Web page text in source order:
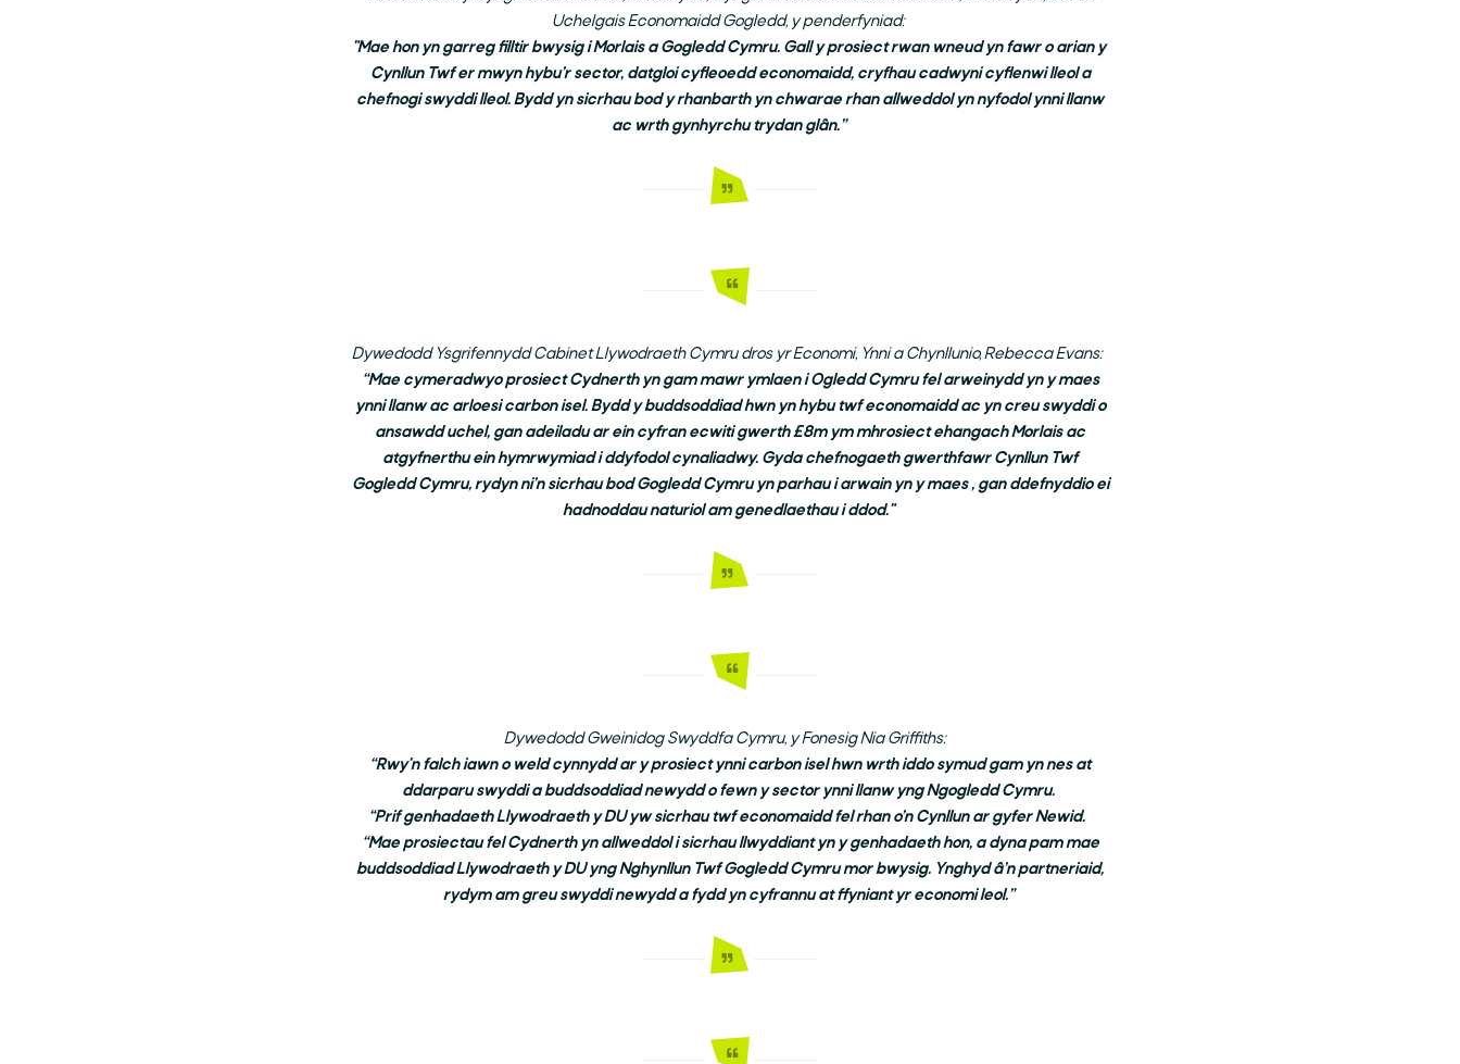
Chwilio
Uchelgais Economaidd Gogledd, y penderfyniad:
"Mae hon yn garreg filltir bwysig i Morlais a Gogledd Cymru. Gall y prosiect rwan wneud yn fawr o arian y
Cynllun Twf er mwyn hybu’r sector, datgloi cyfleoedd economaidd, cryfhau cadwyni cyflenwi lleol a
chefnogi swyddi lleol. Bydd yn sicrhau bod y rhanbarth yn chwarae rhan allweddol yn nyfodol ynni llanw
ac wrth gynhyrchu trydan glân.”
Dywedodd Ysgrifennydd Cabinet Llywodraeth Cymru dros yr Economi, Ynni a Chynllunio, Rebecca Evans:
“Mae cymeradwyo prosiect Cydnerth yn gam mawr ymlaen i Ogledd Cymru fel arweinydd yn y maes
ynni llanw ac arloesi carbon isel. Bydd y buddsoddiad hwn yn hybu twf economaidd ac yn creu swyddi o
ansawdd uchel, gan adeiladu ar ein cyfran ecwiti gwerth £8m ym mhrosiect ehangach Morlais ac
atgyfnerthu ein hymrwymiad i ddyfodol cynaliadwy. Gyda chefnogaeth gwerthfawr Cynllun Twf
Gogledd Cymru, rydyn ni’n sicrhau bod Gogledd Cymru yn parhau i arwain yn y maes , gan ddefnyddio ei
hadnoddau naturiol am genedlaethau i ddod."
Dywedodd Gweinidog Swyddfa Cymru, y Fonesig Nia Griffiths:
“Rwy'n falch iawn o weld cynnydd ar y prosiect ynni carbon isel hwn wrth iddo symud gam yn nes at
ddarparu swyddi a buddsoddiad newydd o fewn y sector ynni llanw yng Ngogledd Cymru.
“Prif genhadaeth Llywodraeth y DU yw sicrhau twf economaidd fel rhan o’n Cynllun ar gyfer Newid.
“Mae prosiectau fel Cydnerth yn allweddol i sicrhau llwyddiant yn y genhadaeth hon, a dyna pam mae
buddsoddiad Llywodraeth y DU yng Nghynllun Twf Gogledd Cymru mor bwysig. Ynghyd â’n partneriaid,
rydym am greu swyddi newydd a fydd yn cyfrannu at ffyniant yr economi leol.”